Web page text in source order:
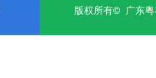
版权所有© 广东